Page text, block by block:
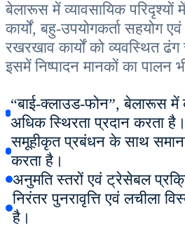
बेलारूस में व्यावसायिक
कार्यों, बहु-उपयोगकर्ता सहयोग
रखरखाव कार्यों को व्यवस्थित
इसमें निष्पादन मानकों का पालन
“बाई-क्लाउड-फोन”, बेलारूस में
अधिक स्थिरता प्रदान करता है।
समूहीकृत प्रबंधन के साथ
करता है।
अनुमति स्तरों एवं ट्रेसेबल
निरंतर पुनरावृत्ति एवं लचीला
है।